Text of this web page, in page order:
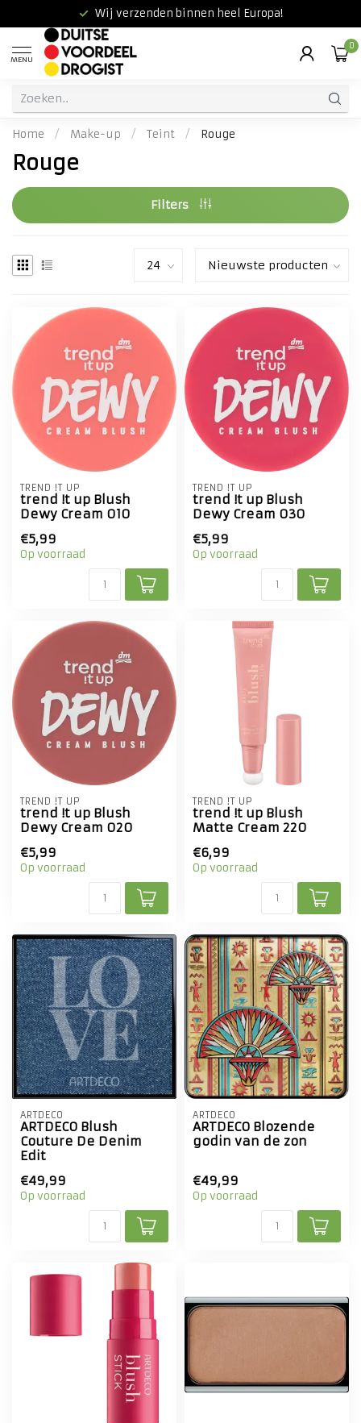
Wij verzenden binnen heel Europa!
MENU
0
Home / Make-up / Teint / Rouge
Rouge
Filters
TREND !T UP
trend !t up Blush
Dewy Cream 010
€5,99
Op voorraad
TREND !T UP
trend !t up Blush
Dewy Cream 030
€5,99
Op voorraad
TREND !T UP
trend !t up Blush
Dewy Cream 020
€5,99
Op voorraad
TREND !T UP
trend !t up Blush
Matte Cream 220
€6,99
Op voorraad
ARTDECO
ARTDECO Blush
Couture De Denim
Edit
€49,99
Op voorraad
ARTDECO
ARTDECO Blozende
godin van de zon
€49,99
Op voorraad